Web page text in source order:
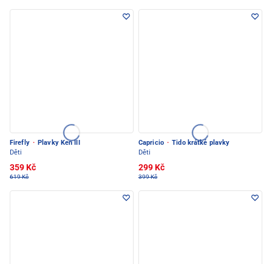
Firefly · Plavky Ken III
Děti
359 Kč
619 Kč
Capricio · Tido krátké plavky
Děti
299 Kč
399 Kč